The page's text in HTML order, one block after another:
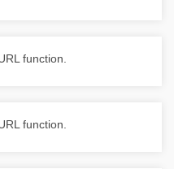
function.
function.